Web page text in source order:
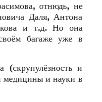
отнюдь, не
Даля, Антона
и т.д. Но она
багаже уже в
и
медицины и науки в